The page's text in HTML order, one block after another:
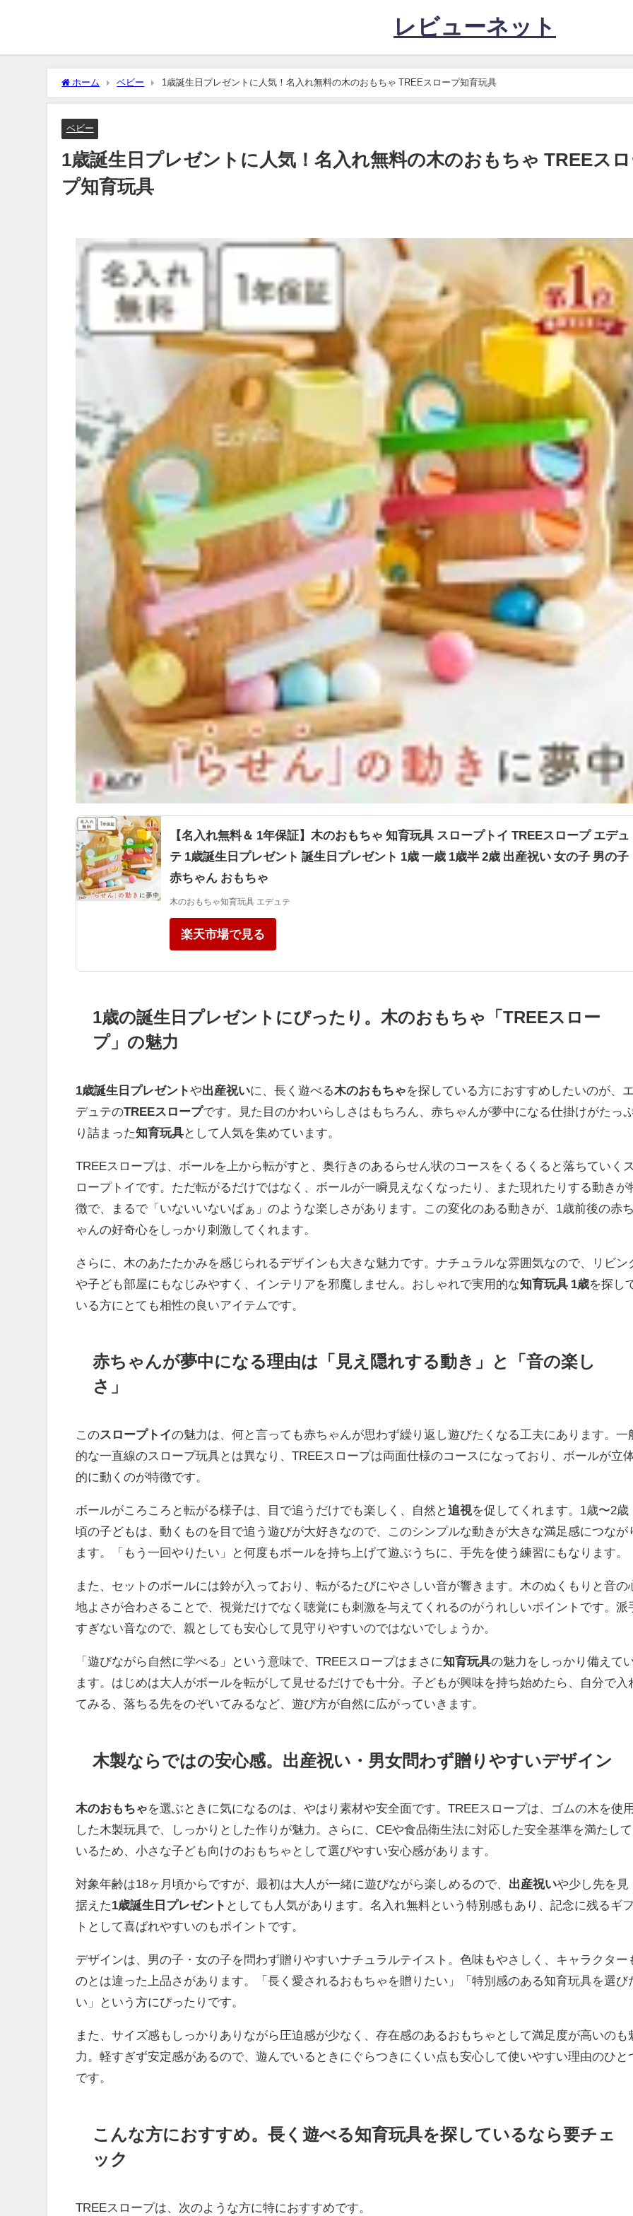
レビューネット
ホーム ベビー 1歳誕生日プレゼントに人気！名入れ無料の木のおもちゃ TREEスロープ知育玩具
ベビー
1歳誕生日プレゼントに人気！名入れ無料の木のおもちゃ TREEス
プ知育玩具
【名入れ無料＆ 1年保証】木のおもちゃ 知育玩具 スロープトイ TREEスロープ エデュ
テ 1歳誕生日プレゼント 誕生日プレゼント 1歳 一歳 1歳半 2歳 出産祝い 女の子 男の子
赤ちゃん おもちゃ
木のおもちゃ知育玩具 エデュテ
楽天市場で見る
1歳の誕生日プレゼントにぴったり。木のおもちゃ「TREEスロー
プ」の魅力
1歳誕生日プレゼントや出産祝いに、長く遊べる木のおもちゃを探している方におすすめしたいのが、エ
デュテのTREEスロープです。見た目のかわいらしさはもちろん、赤ちゃんが夢中になる仕掛けがたっ
り詰まった知育玩具として人気を集めています。
TREEスロープは、ボールを上から転がすと、奥行きのあるらせん状のコースをくるくると落ちていくス
ロープトイです。ただ転がるだけではなく、ボールが一瞬見えなくなったり、また現れたりする動きが
徴で、まるで「いないいないばぁ」のような楽しさがあります。この変化のある動きが、1歳前後の赤ち
ゃんの好奇心をしっかり刺激してくれます。
さらに、木のあたたかみを感じられるデザインも大きな魅力です。ナチュラルな雰囲気なので、リビン
や子ども部屋にもなじみやすく、インテリアを邪魔しません。おしゃれで実用的な知育玩具 1歳を探し
いる方にとても相性の良いアイテムです。
赤ちゃんが夢中になる理由は「見え隠れする動き」と「音の楽し
さ」
このスロープトイの魅力は、何と言っても赤ちゃんが思わず繰り返し遊びたくなる工夫にあります。一
的な一直線のスロープ玩具とは異なり、TREEスロープは両面仕様のコースになっており、ボールが立
的に動くのが特徴です。
ボールがころころと転がる様子は、目で追うだけでも楽しく、自然と追視を促してくれます。1歳〜2歳
頃の子どもは、動くものを目で追う遊びが大好きなので、このシンプルな動きが大きな満足感につなが
ます。「もう一回やりたい」と何度もボールを持ち上げて遊ぶうちに、手先を使う練習にもなります。
また、セットのボールには鈴が入っており、転がるたびにやさしい音が響きます。木のぬくもりと音の
地よさが合わさることで、視覚だけでなく聴覚にも刺激を与えてくれるのがうれしいポイントです。派
すぎない音なので、親としても安心して見守りやすいのではないでしょうか。
「遊びながら自然に学べる」という意味で、TREEスロープはまさに知育玩具の魅力をしっかり備えて
ます。はじめは大人がボールを転がして見せるだけでも十分。子どもが興味を持ち始めたら、自分で入
てみる、落ちる先をのぞいてみるなど、遊び方が自然に広がっていきます。
木製ならではの安心感。出産祝い・男女問わず贈りやすいデザイン
木のおもちゃを選ぶときに気になるのは、やはり素材や安全面です。TREEスロープは、ゴムの木を使用
した木製玩具で、しっかりとした作りが魅力。さらに、CEや食品衛生法に対応した安全基準を満たして
いるため、小さな子ども向けのおもちゃとして選びやすい安心感があります。
対象年齢は18ヶ月頃からですが、最初は大人が一緒に遊びながら楽しめるので、 出産祝いや少し先を見
据えた1歳誕生日プレゼント としても人気があります。名入れ無料という特別感もあり、記念に残るギフ
トとして喜ばれやすいのもポイントです。
デザインは、男の子・女の子を問わず贈りやすいナチュラルテイスト。色味もやさしく、キャラクター
のとは違った上品さがあります。「長く愛されるおもちゃを贈りたい」「特別感のある知育玩具を選び
い」という方にぴったりです。
また、サイズ感もしっかりありながら圧迫感が少なく、存在感のあるおもちゃとして満足度が高いのも
力。軽すぎず安定感があるので、遊んでいるときにぐらつきにくい点も安心して使いやすい理由のひと
です。
こんな方におすすめ。長く遊べる知育玩具を探しているなら要チェ
ック
TREEスロープは、次のような方に特におすすめです。